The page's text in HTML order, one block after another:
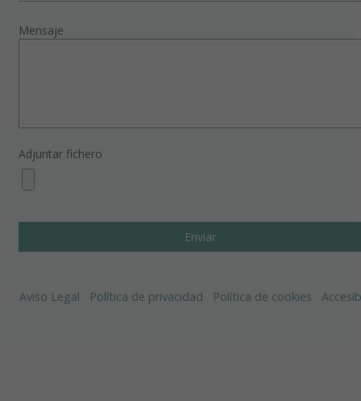
Mensaje
Adjuntar fichero
Aviso Legal Política de privacidad Política de cookies